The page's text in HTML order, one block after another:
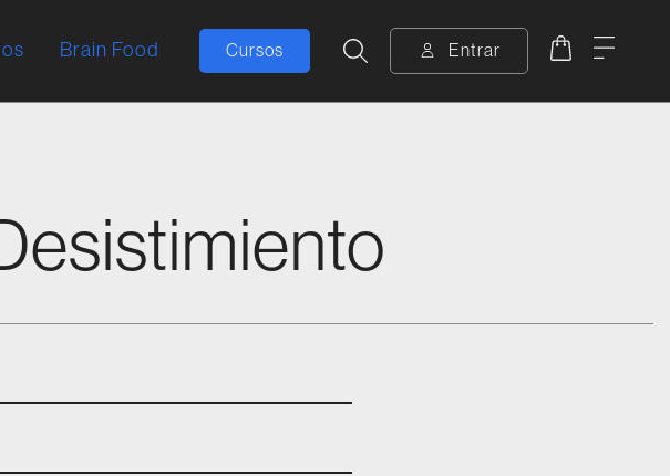
Brain Food Cursos Buscar Entrar Carrito
Menú